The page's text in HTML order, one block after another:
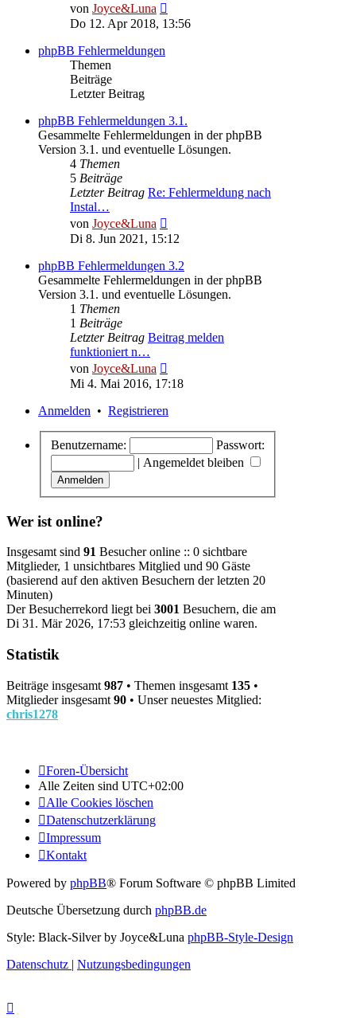
von Joyce&Luna
Beitrag
Do 12. Apr 2018, 13:56
phpBB Fehlermeldungen
Themen
Beiträge
Letzter Beitrag
phpBB Fehlermeldungen 3.1.
Gesammelte Fehlermeldungen in der phpBB
Version 3.1. und eventuelle Lösungen.
4 Themen
5 Beiträge
Letzter Beitrag Re: Fehlermeldung nach
Instal…
von Joyce&Luna
Beitrag
Di 8. Jun 2021, 15:12
phpBB Fehlermeldungen 3.2
Gesammelte Fehlermeldungen in der phpBB
Version 3.1. und eventuelle Lösungen.
1 Themen
1 Beiträge
Letzter Beitrag Beitrag melden
funktioniert n…
von Joyce&Luna
Beitrag
Mi 4. Mai 2016, 17:18
Anmelden • Registrieren
Benutzername:
Passwort:
| Angemeldet bleiben
Wer ist online?
Insgesamt sind 91 Besucher online :: 0 sichtbare
Mitglieder, 1 unsichtbares Mitglied und 90 Gäste
(basierend auf den aktiven Besuchern der letzten 20
Minuten)
Der Besucherrekord liegt bei 3001 Besuchern, die am
Di 31. Mär 2026, 17:53 gleichzeitig online waren.
Statistik
Beiträge insgesamt 987 • Themen insgesamt 135 •
Mitglieder insgesamt 90 • Unser neuestes Mitglied:
chris1278
Foren-Übersicht
Alle Zeiten sind UTC+02:00
Alle Cookies löschen
Datenschutzerklärung
Impressum
Kontakt
Powered by phpBB® Forum Software © phpBB Limited
Deutsche Übersetzung durch phpBB.de
Style: Black-Silver by Joyce&Luna phpBB-Style-Design
Datenschutz | Nutzungsbedingungen